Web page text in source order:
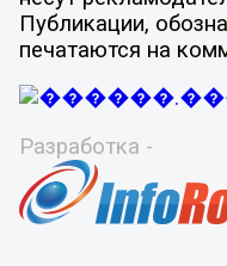
Публикации,
печатаются на
Разработка -